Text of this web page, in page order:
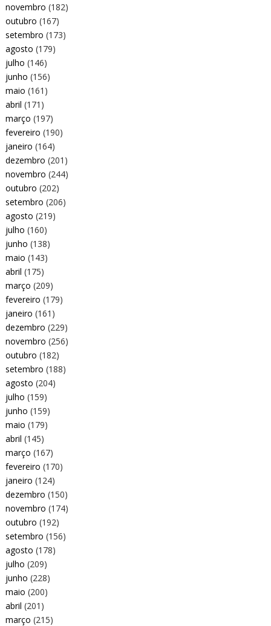
novembro (182)
outubro (167)
setembro (173)
agosto (179)
julho (146)
junho (156)
maio (161)
abril (171)
março (197)
fevereiro (190)
janeiro (164)
dezembro (201)
novembro (244)
outubro (202)
setembro (206)
agosto (219)
julho (160)
junho (138)
maio (143)
abril (175)
março (209)
fevereiro (179)
janeiro (161)
dezembro (229)
novembro (256)
outubro (182)
setembro (188)
agosto (204)
julho (159)
junho (159)
maio (179)
abril (145)
março (167)
fevereiro (170)
janeiro (124)
dezembro (150)
novembro (174)
outubro (192)
setembro (156)
agosto (178)
julho (209)
junho (228)
maio (200)
abril (201)
março (215)